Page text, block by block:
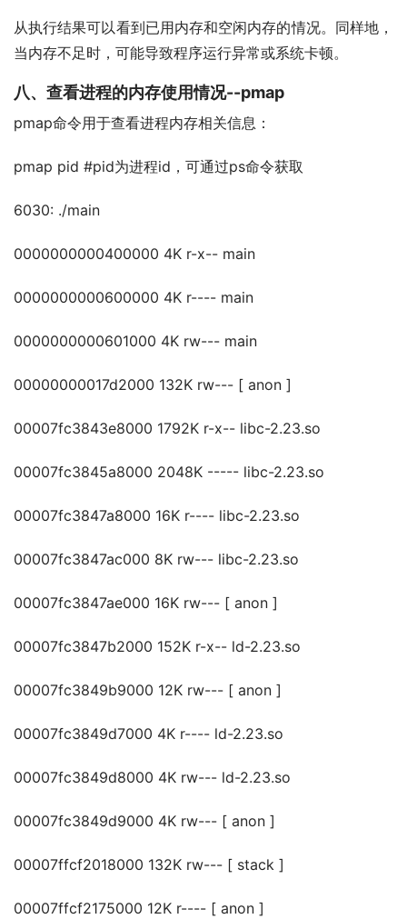
从执行结果可以看到已用内存和空闲内存的情况。同样地，
当内存不足时，可能导致程序运行异常或系统卡顿。
八、查看进程的内存使用情况--pmap
pmap命令用于查看进程内存相关信息：
pmap pid #pid为进程id，可通过ps命令获取
6030: ./main
0000000000400000 4K r-x-- main
0000000000600000 4K r---- main
0000000000601000 4K rw--- main
00000000017d2000 132K rw--- [ anon ]
00007fc3843e8000 1792K r-x-- libc-2.23.so
00007fc3845a8000 2048K ----- libc-2.23.so
00007fc3847a8000 16K r---- libc-2.23.so
00007fc3847ac000 8K rw--- libc-2.23.so
00007fc3847ae000 16K rw--- [ anon ]
00007fc3847b2000 152K r-x-- ld-2.23.so
00007fc3849b9000 12K rw--- [ anon ]
00007fc3849d7000 4K r---- ld-2.23.so
00007fc3849d8000 4K rw--- ld-2.23.so
00007fc3849d9000 4K rw--- [ anon ]
00007ffcf2018000 132K rw--- [ stack ]
00007ffcf2175000 12K r---- [ anon ]